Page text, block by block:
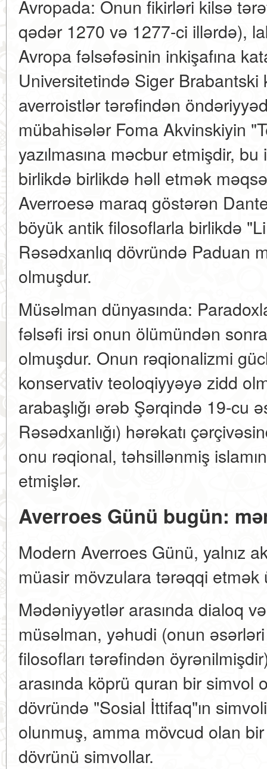
Avropada: Onun fikirləri kilsə
qədər 1270 və 1277-ci illərdə),
Avropa fəlsəfəsinin inkişafına
Universitetində Siger Brabantski
averroistlər tərəfindən
mübahisələr Foma Akvinskiyin
yazılmasına məcbur etmişdir,
birlikdə birlikdə həll etmək
Averroesə maraq göstərən
böyük antik filosoflarla birlikdə
Rəsədxanlıq dövründə Paduan
olmuşdur.
Müsəlman dünyasında:
fəlsəfi irsi onun ölümündən
olmuşdur. Onun rəqionalizmi
konservativ teoloqiyyəyə zidd
arabaşlığı ərəb Şərqində 19-cu
Rəsədxanlığı) hərəkatı
onu rəqional, təhsillənmiş
etmişlər.
Averroes Günü bugün:
Modern Averroes Günü, yalnız
müasir mövzulara tərəqqi
Mədəniyyətlər arasında dialoq
müsəlman, yəhudi (onun
filosofları tərəfindən
arasında köprü quran bir simvol
dövründə "Sosial İttifaq"ın
olunmuş, amma mövcud olan
dövrünü simvollar.